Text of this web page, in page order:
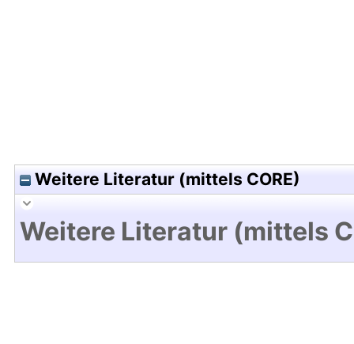
Weitere Literatur (mittels CORE)
Weitere Literatur (mittels